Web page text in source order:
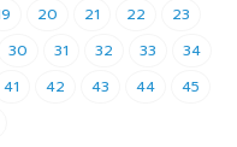
20 21 22
23
30 31 32 33
34
41 42 43 44
45